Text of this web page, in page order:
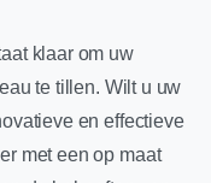
klaar om uw
te tillen. Wilt u uw
en effectieve
met een op maat